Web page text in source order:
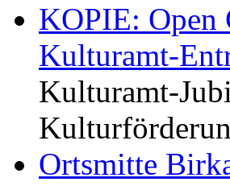
KOPIE: Open
Kulturamt-
Kulturamt-
Ortsmitte